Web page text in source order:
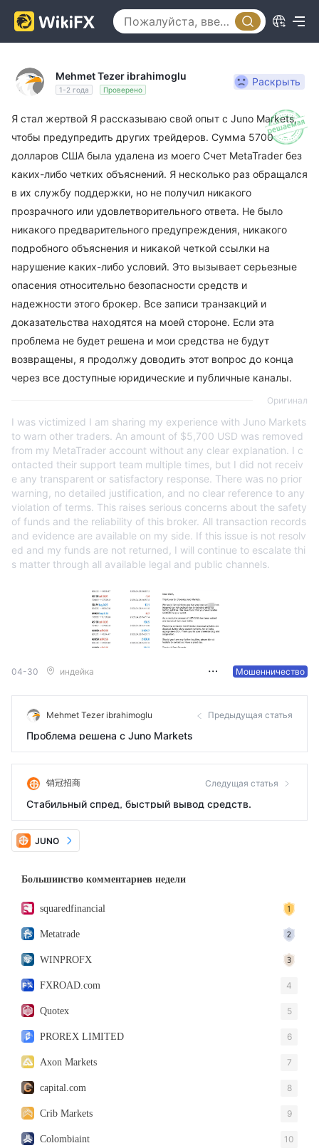
Mehmet Tezer ibrahimoglu
1-2 года Проверено
Раскрыть
Я стал жертвой Я рассказываю свой опыт с Juno Markets,
чтобы предупредить других трейдеров. Сумма 5700
долларов США была удалена из моего Счет MetaTrader без
каких-либо четких объяснений. Я несколько раз обращался
в их службу поддержки, но не получил никакого
прозрачного или удовлетворительного ответа. Не было
никакого предварительного предупреждения, никакого
подробного объяснения и никакой четкой ссылки на
нарушение каких-либо условий. Это вызывает серьезные
опасения относительно безопасности средств и
надежности этого брокер. Все записи транзакций и
доказательства находятся на моей стороне. Если эта
проблема не будет решена и мои средства не будут
возвращены, я продолжу доводить этот вопрос до конца
через все доступные юридические и публичные каналы.
Оригинал
I was victimized I am sharing my experience with Juno Markets
to warn other traders. An amount of $5,700 USD was removed
from my MetaTrader account without any clear explanation. I c
ontacted their support team multiple times, but I did not receiv
e any transparent or satisfactory response. There was no prior
warning, no detailed justification, and no clear reference to any
violation of terms. This raises serious concerns about the safety
of funds and the reliability of this broker. All transaction records
and evidence are available on my side. If this issue is not resolv
ed and my funds are not returned, I will continue to escalate thi
s matter through all available legal and public channels.
04-30 индейка Мошенничество
Mehmet Tezer ibrahimoglu Предыдущая статья
Проблема решена с Juno Markets
销冠招商 Следущая статья
Стабильный спред, быстрый вывод средств.
JUNO
Большинство комментариев недели
squaredfinancial
Metatrade
WINPROFX
FXROAD.com 4
Quotex 5
PROREX LIMITED 6
Axon Markets 7
capital.com 8
Crib Markets 9
Colombiaint 10